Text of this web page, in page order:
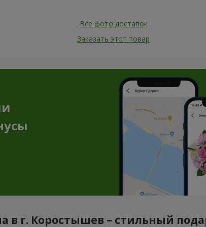
Все фото доставок
Заказать этот товар
в г. Коростышев – стильный